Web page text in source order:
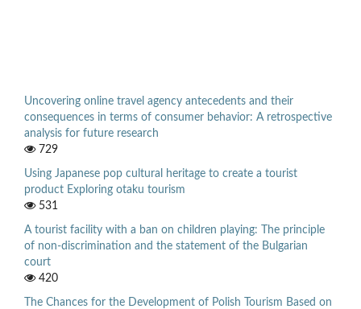
Uncovering online travel agency antecedents and their
consequences in terms of consumer behavior: A retrospective
analysis for future research
729
Using Japanese pop cultural heritage to create a tourist
product Exploring otaku tourism
531
A tourist facility with a ban on children playing: The principle
of non-discrimination and the statement of the Bulgarian
court
420
The Chances for the Development of Polish Tourism Based on